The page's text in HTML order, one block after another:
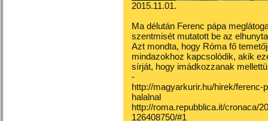
2015.11.01.
Ma délután Ferenc pápa
szentmisét mutatott be az
Azt mondta, hogy Róma fő
mindazokhoz kapcsolódik, akik
sírját, hogy imádkozzanak
-
http://magyarkurir.hu/hirek/
halalnal
http://roma.repubblica.it/cronaca/
126408750/#1